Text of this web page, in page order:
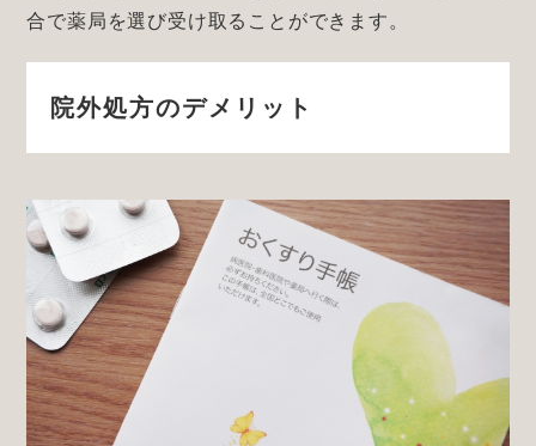
合で薬局を選び受け取ることができます。
院外処方のデメリット